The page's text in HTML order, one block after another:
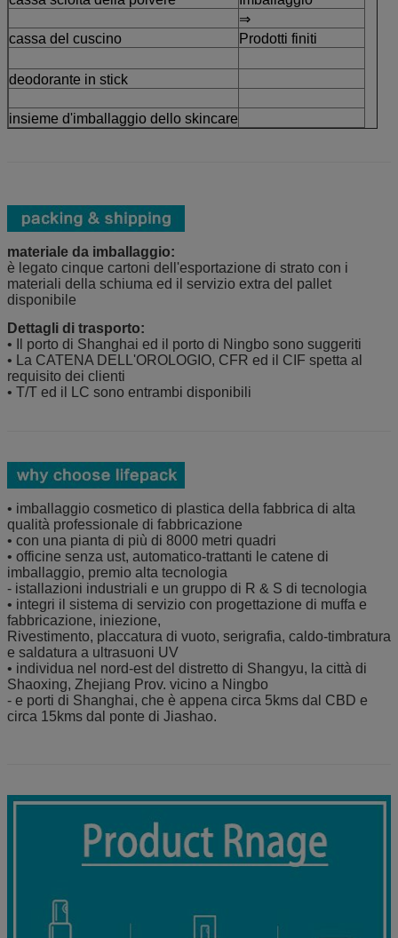
⇒
cassa del cuscino
Prodotti finiti
deodorante in stick
insieme d'imballaggio dello skincare
materiale da imballaggio:
è legato cinque cartoni dell'esportazione di strato con i
materiali della schiuma ed il servizio extra del pallet
disponibile
Dettagli di trasporto:
• Il porto di Shanghai ed il porto di Ningbo sono suggeriti
• La CATENA DELL'OROLOGIO, CFR ed il CIF spetta al
requisito dei clienti
• T/T ed il LC sono entrambi disponibili
• imballaggio cosmetico di plastica della fabbrica di alta
qualità professionale di fabbricazione
• con una pianta di più di 8000 metri quadri
• officine senza ust, automatico-trattanti le catene di
imballaggio, premio alta tecnologia
- istallazioni industriali e un gruppo di R & S di tecnologia
• integri il sistema di servizio con progettazione di muffa e
fabbricazione, iniezione,
Rivestimento, placcatura di vuoto, serigrafia, caldo-timbratura
e saldatura a ultrasuoni UV
• individua nel nord-est del distretto di Shangyu, la città di
Shaoxing, Zhejiang Prov. vicino a Ningbo
- e porti di Shanghai, che è appena circa 5kms dal CBD e
circa 15kms dal ponte di Jiashao.